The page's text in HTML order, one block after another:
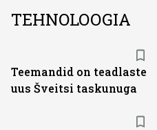
TEHNOLOOGIA
Teemandid on teadlaste
uus Šveitsi taskunuga